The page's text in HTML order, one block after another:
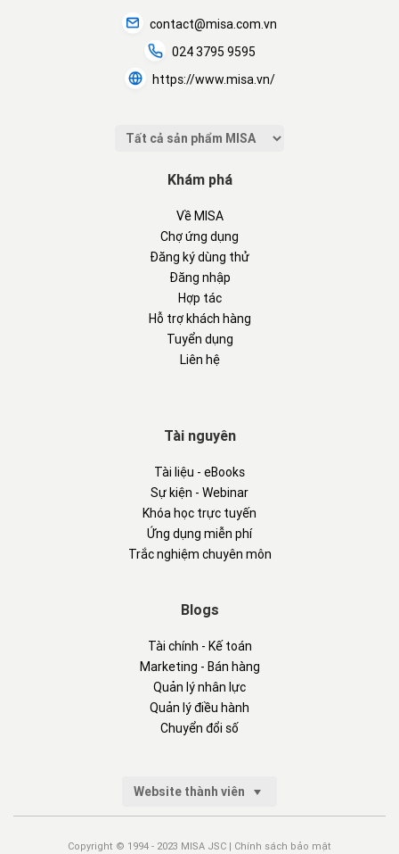
contact@misa.com.vn
024 3795 9595
https://www.misa.vn/
Khám phá
Về MISA
Chợ ứng dụng
Đăng ký dùng thử
Đăng nhập
Hợp tác
Hỗ trợ khách hàng
Tuyển dụng
Liên hệ
Tài nguyên
Tài liệu - eBooks
Sự kiện - Webinar
Khóa học trực tuyến
Ứng dụng miễn phí
Trắc nghiệm chuyên môn
Blogs
Tài chính - Kế toán
Marketing - Bán hàng
Quản lý nhân lực
Quản lý điều hành
Chuyển đổi số
Website thành viên
Copyright © 1994 - 2023 MISA JSC | Chính sách bảo mật